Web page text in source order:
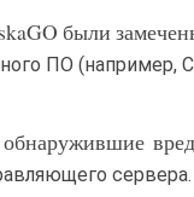
были
ПО (например,
сервера.